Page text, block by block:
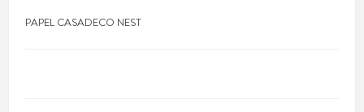
PAPEL CASADECO NEST